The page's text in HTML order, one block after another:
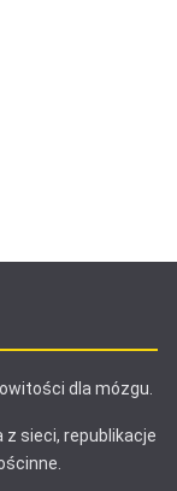
dla mózgu.
sieci, republikacje